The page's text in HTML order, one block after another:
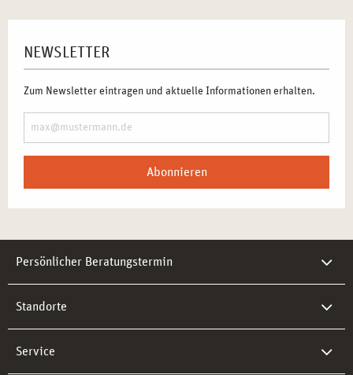
NEWSLETTER
Zum Newsletter eintragen und aktuelle Informationen erhalten.
Abonnieren
Persönlicher Beratungstermin
Standorte
Service